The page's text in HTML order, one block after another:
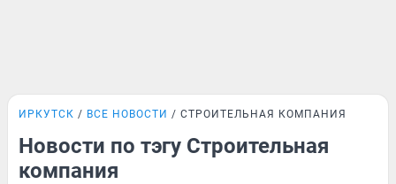
ИРКУТСК ВСЕ НОВОСТИ СТРОИТЕЛЬНАЯ КОМПАНИЯ
Новости по тэгу Строительная
компания